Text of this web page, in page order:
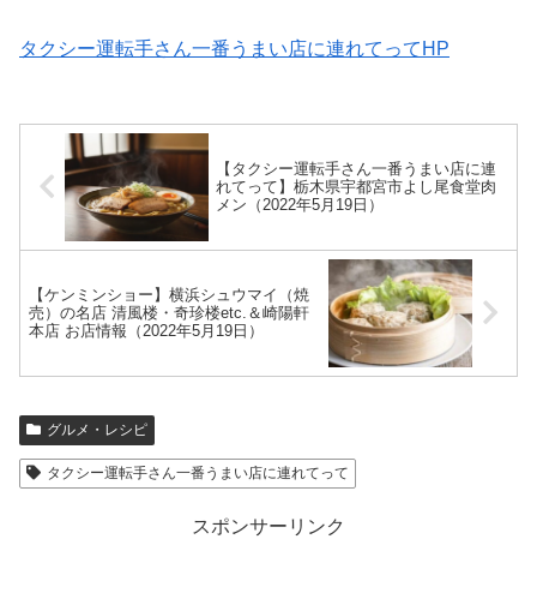
タクシー運転手さん一番うまい店に連れてってHP
【タクシー運転手さん一番うまい店に連
れてって】栃木県宇都宮市よし尾食堂肉
メン（2022年5月19日）
【ケンミンショー】横浜シュウマイ（焼
売）の名店 清風楼・奇珍楼etc.＆崎陽軒
本店 お店情報（2022年5月19日）
グルメ・レシピ
タクシー運転手さん一番うまい店に連れてって
スポンサーリンク